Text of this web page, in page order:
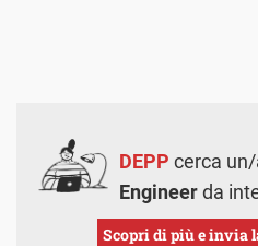
DEPP cerca
Engineerda
Scopri di più e invia